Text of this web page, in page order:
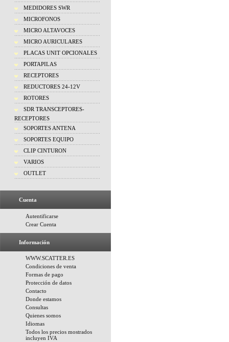
MEDIDORES SWR
MICROFONOS
MICRO ALTAVOCES
MICRO AURICULARES
PLACAS UNIT OPCIONALES
PORTAPILAS
RECEPTORES
REDUCTORES 24-12V
ROTORES
SDR TRANSCEPTORES-
RECEPTORES
SOPORTES ANTENA
SOPORTES EQUIPO
CLIP CINTURON
VARIOS
OUTLET
Cuenta
Autentificarse
Crear Cuenta
Información
WWW.SCATTER.ES
Condiciones de venta
Formas de pago
Protección de datos
Contacto
Donde estamos
Consultas
Quienes somos
Idiomas
Todos los precios mostrados
incluyen IVA